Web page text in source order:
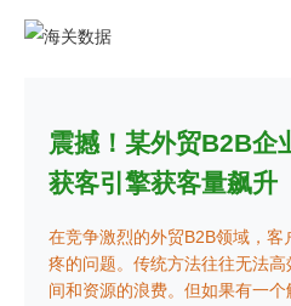
震撼！某外贸B2B企
获客引擎获客量飙升
在竞争激烈的外贸B2B领域，
疼的问题。传统方法往往无法
间和资源的浪费。但如果有一